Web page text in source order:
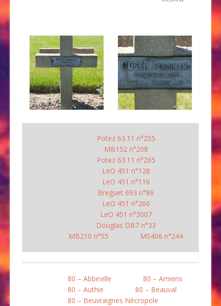
Potez 63.11 n°255
MB152 n°208
Potez 63.11 n°265
LeO 451 n°128
LeO 451 n°116
Breguet 693 n°86
LeO 451 n°260
LeO 451 n°3007
Douglas DB7 n°33
MB210 n°55
MS406 n°244
80 – Abbeville
80 – Amiens
80 – Authie
80 – Beauval
80 – Beuvraignes Nécropole